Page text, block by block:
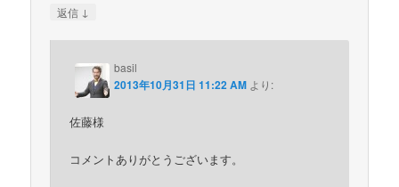
返信 ↓
basil
2013年10月31日 11:22 AM より:
佐藤様
コメントありがとうございます。